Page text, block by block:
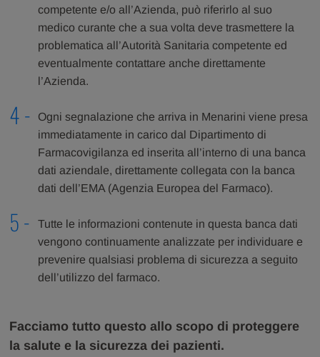
competente e/o all’Azienda, può riferirlo al suo
medico curante che a sua volta deve trasmettere la
problematica all’Autorità Sanitaria competente ed
eventualmente contattare anche direttamente
l’Azienda.
Ogni segnalazione che arriva in Menarini viene presa
immediatamente in carico dal Dipartimento di
Farmacovigilanza ed inserita all’interno di una banca
dati aziendale, direttamente collegata con la banca
dati dell’EMA (Agenzia Europea del Farmaco).
Tutte le informazioni contenute in questa banca dati
vengono continuamente analizzate per individuare e
prevenire qualsiasi problema di sicurezza a seguito
dell’utilizzo del farmaco.
Facciamo tutto questo allo scopo di proteggere
la salute e la sicurezza dei pazienti.